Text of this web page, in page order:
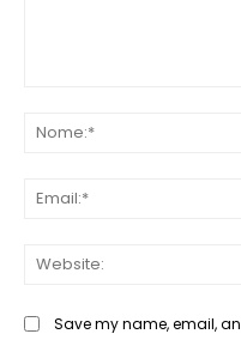
Save my name, email,